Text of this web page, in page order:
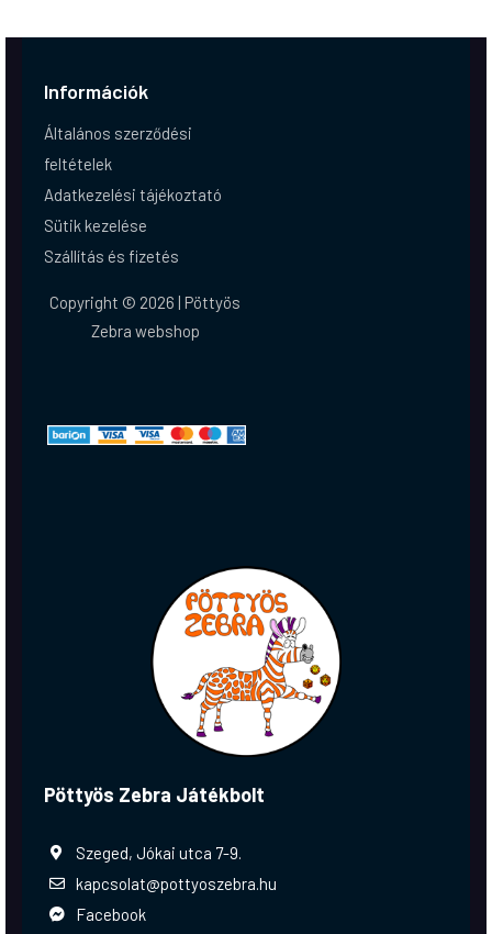
Információk
Általános szerződési
feltételek
Adatkezelési tájékoztató
Sütik kezelése
Szállítás és fizetés
Copyright © 2026 | Pöttyös
Zebra webshop
Pöttyös Zebra Játékbolt
Szeged, Jókai utca 7-9.
kapcsolat@pottyoszebra.hu
Facebook